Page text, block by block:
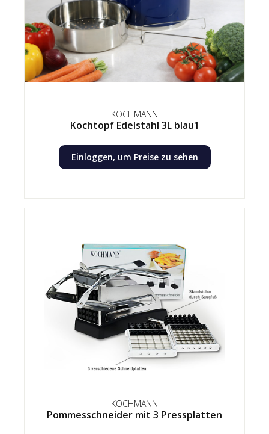
KOCHMANN
Kochtopf Edelstahl 3L blau1
Einloggen, um Preise zu sehen
KOCHMANN
Pommesschneider mit 3 Pressplatten